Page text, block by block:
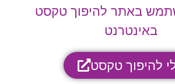
באתר להיפוך טקסט
באינטרנט
להיפוך טקסט